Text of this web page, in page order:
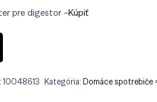
pre digestor –Kúpiť
10048613 Kategória:Domáce spotrebiče